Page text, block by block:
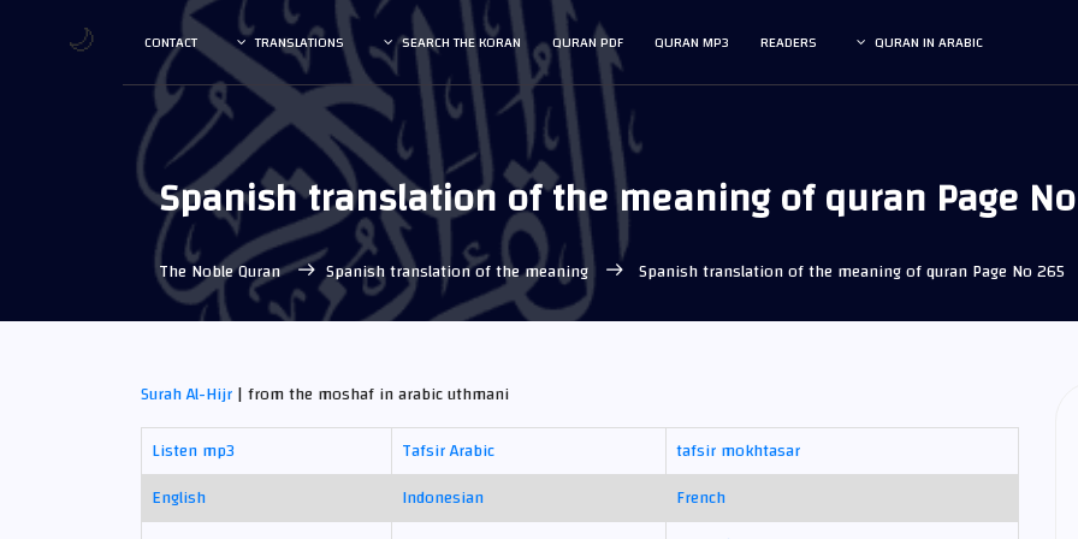
QURAN IN ARABIC
READERS
QURAN MP3
QURAN PDF
SEARCH THE KORAN
TRANSLATIONS
CONTACT
Spanish translation of the meaning of quran Page
The Noble Quran Spanish translation of the meaning Spanish translation of the meaning of quran Page No 265
Surah Al-Hijr| from the moshaf in arabic uthmani
Listen mp3
Tafsir Arabic
tafsir mokhtasar
English
Indonesian
French
🌙